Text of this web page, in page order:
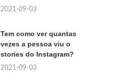
2021-09-03
Tem como ver quantas
vezes a pessoa viu o
stories do Instagram?
2021-09-03